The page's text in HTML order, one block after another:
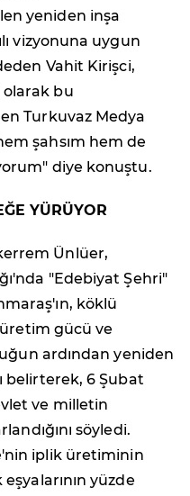
yeniden inşa
vizyonuna uygun
Vahit Kirişci,
bu
Turkuvaz Medya
şahsım hem de
diye konuştu.
YÜRÜYOR
Ünlüer,
"Edebiyat Şehri"
köklü
üretim gücü ve
ardından yeniden
belirterek, 6 Şubat
ve milletin
söyledi.
iplik üretiminin
yüzde